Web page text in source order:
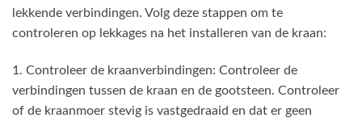
lekkende verbindingen. Volg deze stappen om te
controleren op lekkages na het installeren van de kraan:
1. Controleer de kraanverbindingen: Controleer de
verbindingen tussen de kraan en de gootsteen. Controleer
of de kraanmoer stevig is vastgedraaid en dat er geen